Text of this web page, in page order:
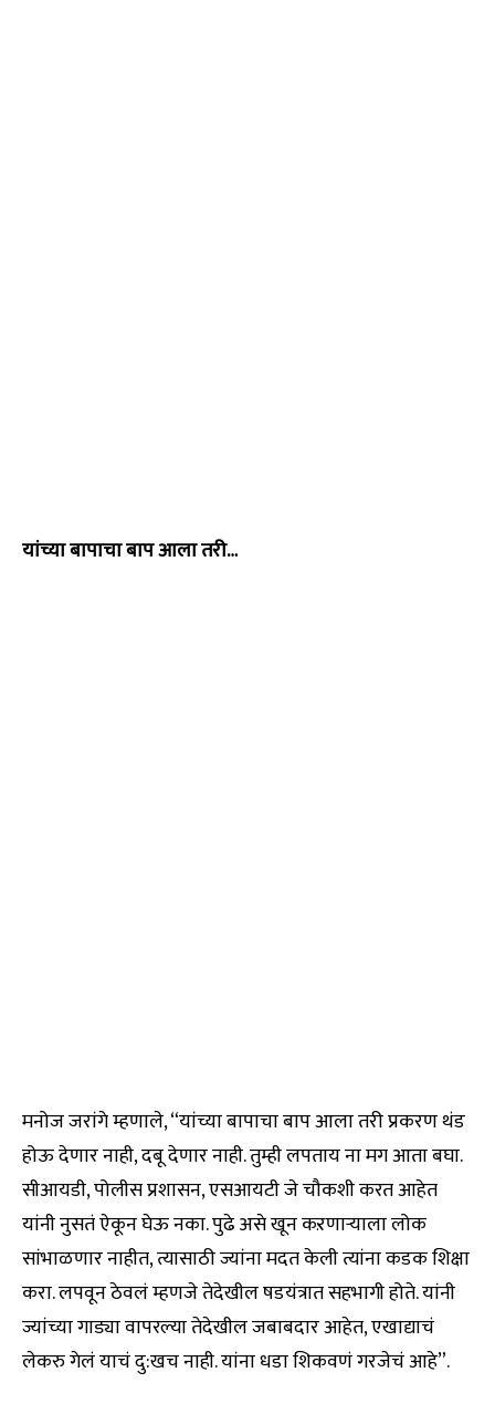
यांच्या बापाचा बाप आला तरी…
मनोज जरांगे म्हणाले, “यांच्या बापाचा बाप आला तरी प्रकरण थंड
होऊ देणार नाही, दबू देणार नाही. तुम्ही लपताय ना मग आता बघा.
सीआयडी, पोलीस प्रशासन, एसआयटी जे चौकशी करत आहेत
यांनी नुसतं ऐकून घेऊ नका. पुढे असे खून कऱणाऱ्याला लोक
सांभाळणार नाहीत, त्यासाठी ज्यांना मदत केली त्यांना कडक शिक्षा
करा. लपवून ठेवलं म्हणजे तेदेखील षडयंत्रात सहभागी होते. यांनी
ज्यांच्या गाड्या वापरल्या तेदेखील जबाबदार आहेत, एखाद्याचं
लेकरु गेलं याचं दु:खच नाही. यांना धडा शिकवणं गरजेचं आहे”.